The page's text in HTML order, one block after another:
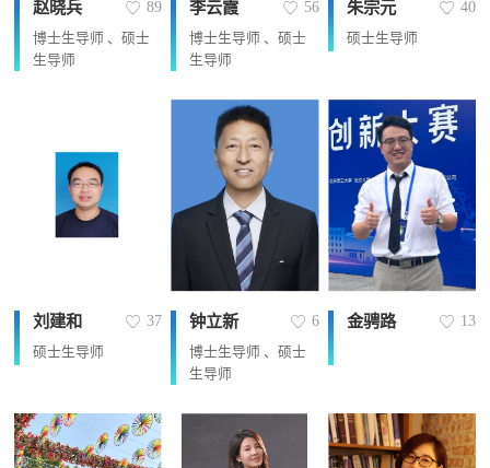
赵晓兵 89
博士生导师 、硕士
生导师
李云霞 56
博士生导师 、硕士
生导师
朱宗元 40
硕士生导师
刘建和 37
硕士生导师
钟立新 6
博士生导师 、硕士
生导师
金骋路 13